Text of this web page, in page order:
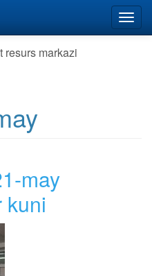
resurs markazi
may
kuni